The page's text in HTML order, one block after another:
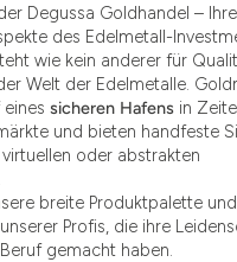
Degussa Goldhandel –
des Edelmetall-
wie kein anderer für
Welt der Edelmetalle.
sicheren Hafens in
und bieten handfeste
oder abstrakten
breite Produktpalette
Profis, die ihre
gemacht haben.